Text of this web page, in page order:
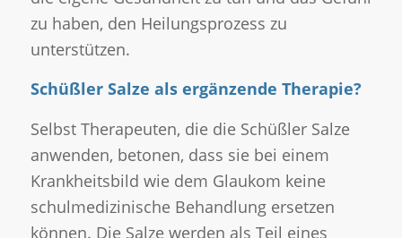
zu haben, den Heilungsprozess zu
unterstützen.
Schüßler Salze als ergänzende Therapie?
Selbst Therapeuten, die die Schüßler Salze
anwenden, betonen, dass sie bei einem
Krankheitsbild wie dem Glaukom keine
schulmedizinische Behandlung ersetzen
können. Die Salze werden als Teil eines